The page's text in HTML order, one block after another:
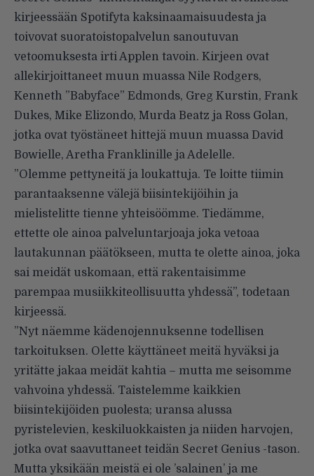
kirjeessään Spotifyta kaksinaamaisuudesta ja
toivovat suoratoistopalvelun sanoutuvan
vetoomuksesta irti Applen tavoin. Kirjeen ovat
allekirjoittaneet muun muassa Nile Rodgers,
Kenneth ”Babyface” Edmonds, Greg Kurstin, Frank
Dukes, Mike Elizondo, Murda Beatz ja Ross Golan,
jotka ovat työstäneet hittejä muun muassa David
Bowielle, Aretha Franklinille ja Adelelle.
”Olemme pettyneitä ja loukattuja. Te loitte tiimin
parantaaksenne välejä biisintekijöihin ja
mielistelitte tienne yhteisöömme. Tiedämme,
ettette ole ainoa palveluntarjoaja joka vetoaa
lautakunnan päätökseen, mutta te olette ainoa, joka
sai meidät uskomaan, että rakentaisimme
parempaa musiikkiteollisuutta yhdessä”, todetaan
kirjeessä.
”Nyt näemme kädenojennuksenne todellisen
tarkoituksen. Olette käyttäneet meitä hyväksi ja
yritätte jakaa meidät kahtia – mutta me seisomme
vahvoina yhdessä. Taistelemme kaikkien
biisintekijöiden puolesta; uransa alussa
pyristelevien, keskiluokkaisten ja niiden harvojen,
jotka ovat saavuttaneet teidän Secret Genius -tason.
Mutta yksikään meistä ei ole ’salainen’ ja me